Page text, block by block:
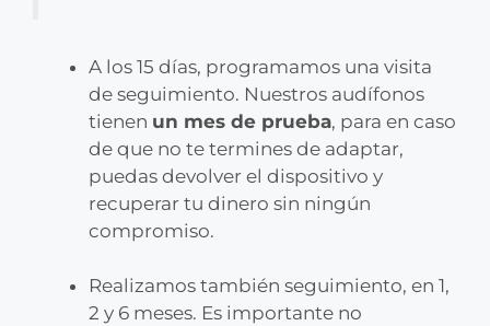
A los 15 días, programamos una visita
de seguimiento. Nuestros audífonos
tienen un mes de prueba, para en caso
de que no te termines de adaptar,
puedas devolver el dispositivo y
recuperar tu dinero sin ningún
compromiso.
Realizamos también seguimiento, en 1,
2 y 6 meses. Es importante no